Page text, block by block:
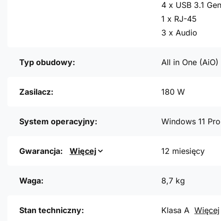
4 x USB 3.1
1 x RJ-45
3 x Audio
Typ obudowy: All in One (AiO)
Zasilacz: 180 W
System operacyjny: Windows 11 Pro
Gwarancja: Więcej 12 miesięcy
Waga: 8,7 kg
Stan techniczny: Klasa A Więcej